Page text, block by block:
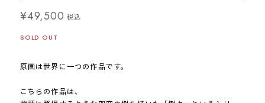
¥49,500 税込
SOLD OUT
原画は世界に一つの作品です。
こちらの作品は、